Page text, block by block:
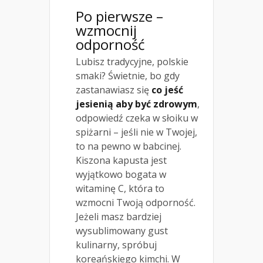
Po pierwsze –
wzmocnij
odporność
Lubisz tradycyjne, polskie
smaki? Świetnie, bo gdy
zastanawiasz się co jeść
jesienią aby być zdrowym,
odpowiedź czeka w słoiku w
spiżarni – jeśli nie w Twojej,
to na pewno w babcinej.
Kiszona kapusta jest
wyjątkowo bogata w
witaminę C, która to
wzmocni Twoją odporność.
Jeżeli masz bardziej
wysublimowany gust
kulinarny, spróbuj
koreańskiego kimchi. W